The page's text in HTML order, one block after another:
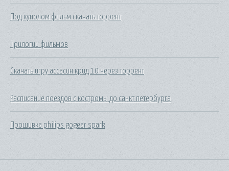
Под куполом фильм скачать торрент
Трилогии фильмов
Скачать игру ассасин крид 10 через торрент
Расписание поездов с костромы до санкт петербурга
Прошивка philips gogear spark